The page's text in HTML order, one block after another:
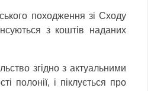
походження зі Сходу
з коштів наданих
згідно з актуальними
полонії, і піклується про